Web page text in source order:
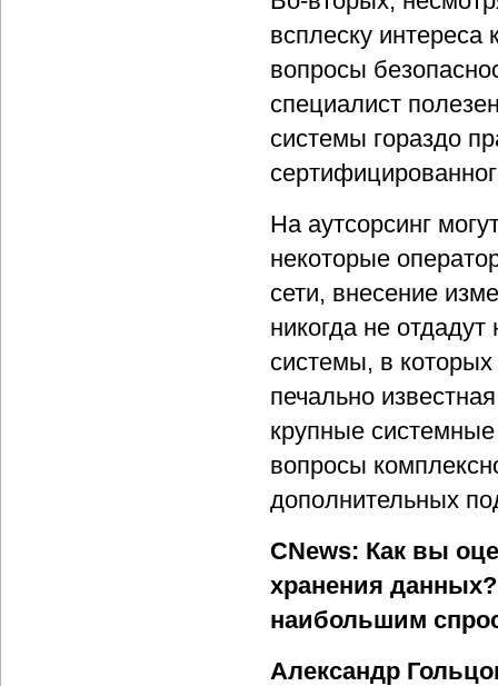
всплеску интереса
вопросы
специалист
системы гораздо
На аутсорсинг
некоторые
сети, внесение
никогда не
системы, в
печально
крупные
вопросы
дополнительных
CNews: Как вы
хранения
наибольшим
Александр